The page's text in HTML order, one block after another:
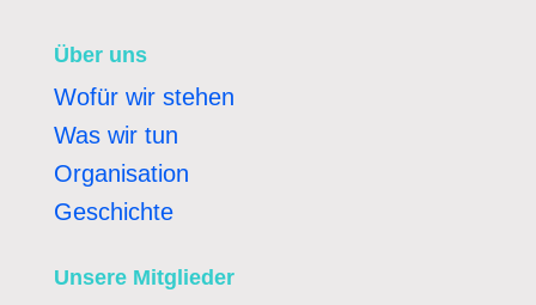
Über uns
Wofür wir stehen
Was wir tun
Organisation
Geschichte
Unsere Mitglieder